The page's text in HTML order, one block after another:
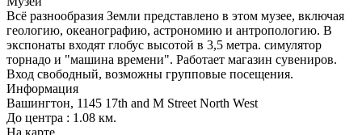
Всё разнообразия Земли представлено в этом музее, включая
геологию, океанографию, астрономию и антропологию. В
экспонаты входят глобус высотой в 3,5 метра. симулятор
торнадо и "машина времени". Работает магазин сувениров.
Вход свободный, возможны групповые посещения.
Информация
Вашингтон, 1145 17th and M Street North West
До центра : 1.08 км.
На карте